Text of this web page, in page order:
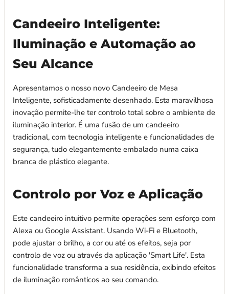
Candeeiro Inteligente:
Iluminação e Automação ao
Seu Alcance
Apresentamos o nosso novo Candeeiro de Mesa
Inteligente, sofisticadamente desenhado. Esta maravilhosa
inovação permite-lhe ter controlo total sobre o ambiente de
iluminação interior. É uma fusão de um candeeiro
tradicional, com tecnologia inteligente e funcionalidades de
segurança, tudo elegantemente embalado numa caixa
branca de plástico elegante.
Controlo por Voz e Aplicação
Este candeeiro intuitivo permite operações sem esforço com
Alexa ou Google Assistant. Usando Wi-Fi e Bluetooth,
pode ajustar o brilho, a cor ou até os efeitos, seja por
controlo de voz ou através da aplicação 'Smart Life'. Esta
funcionalidade transforma a sua residência, exibindo efeitos
de iluminação românticos ao seu comando.